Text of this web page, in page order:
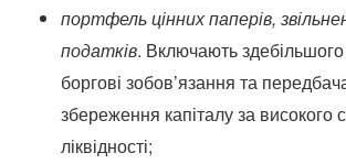
портфель цінних паперів,
податків. Включають
боргові зобов’язання та
збереження капіталу за високого
ліквідності;